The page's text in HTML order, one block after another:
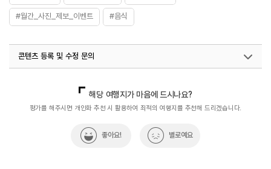
#월간_사진_제보_이벤트 #음식
콘텐츠 등록 및 수정 문의
해당 여행지가 마음에 드시나요?
평가를 해주시면 개인화 추천 시 활용하여 최적의 여행지를 추천해 드리겠습니다.
좋아요! 별로예요